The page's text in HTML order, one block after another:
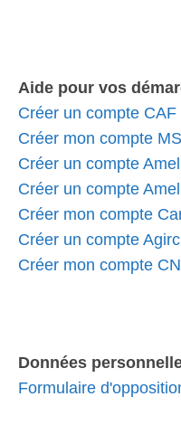
Aide pour vos
Créer un compte CAF
Créer mon compte
Créer un compte
Créer un compte
Créer mon compte
Créer un compte
Créer mon compte
Données
Formulaire